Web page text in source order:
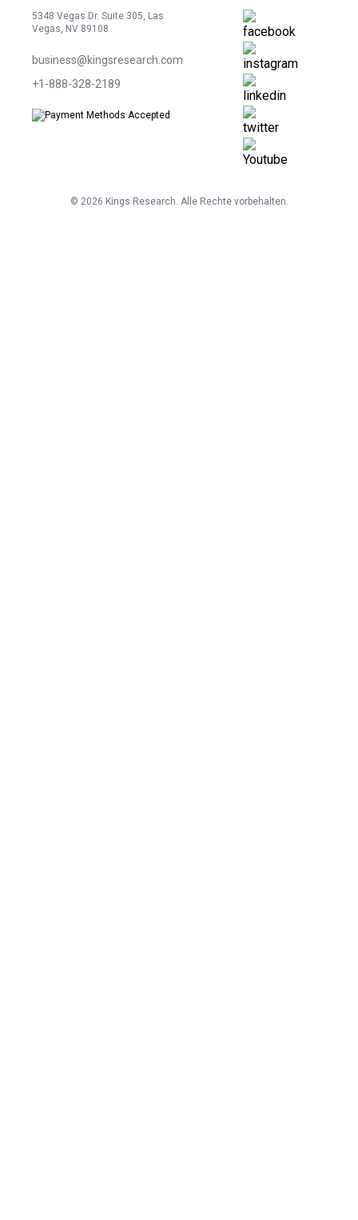
5348 Vegas Dr. Suite 305, Las
Vegas, NV 89108
business@kingsresearch.com
+1-888-328-2189
© 2026 Kings Research. Alle Rechte vorbehalten.